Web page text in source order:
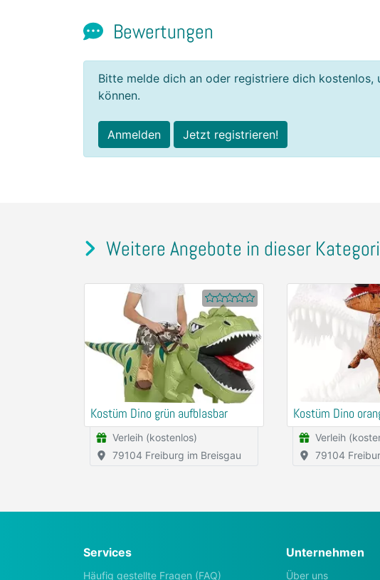
Bewertungen
Bitte melde dich an oder registriere dich kostenlos,
können.
Anmelden Jetzt registrieren!
Weitere Angebote in dieser
Kostüm Dino grün aufblasbar
Verleih (kostenlos)
79104 Freiburg im Breisgau
Kostüm Dino
Verleih
79104
Services
Häufig gestellte Fragen (FAQ)
Unternehmen
Über uns